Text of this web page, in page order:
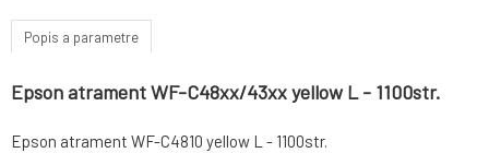
Popis a parametre
Epson atrament WF-C48xx/43xx yellow L - 1100str.
Epson atrament WF-C4810 yellow L - 1100str.